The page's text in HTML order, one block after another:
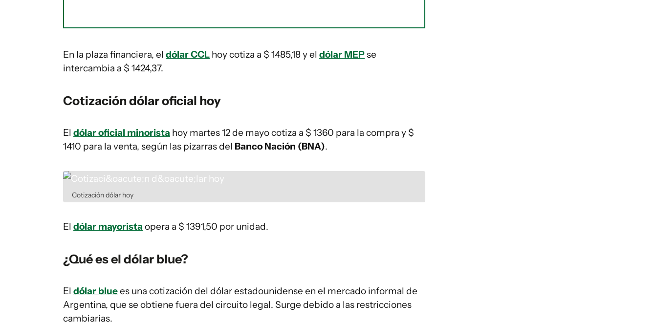
En la plaza financiera, el dólar CCL hoy cotiza a $ 1485,18 y el dólar MEPse
intercambia a $ 1424,37.
Cotización dólar oficial hoy
El dólar oficial minorista hoy martes 12 de mayo cotiza a $ 1360 para la compra y $
1410 para la venta, según las pizarras del Banco Nación (BNA).
Cotización dólar hoy
El dólar mayorista opera a $ 1391,50 por unidad.
¿Qué es el dólar blue?
El dólar bluees una cotización del dólar estadounidense en el mercado informal de
Argentina, que se obtiene fuera del circuito legal. Surge debido a las restricciones
cambiarias.